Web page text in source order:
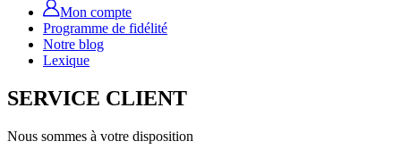
Mon compte
Programme de fidélité
Notre blog
Lexique
SERVICE CLIENT
Nous sommes à votre disposition